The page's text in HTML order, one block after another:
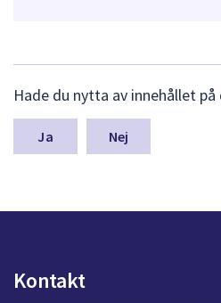
ä
m
a
n
k
Hade du nytta av innehållet på
Nej
Kontakt